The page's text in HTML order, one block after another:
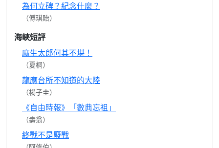
為何立碑？紀念什麼？
（傅琪貽）
海峽短評
麻生太郎何其不堪！
（夏桐）
龍應台所不知道的大陸
（楊子圭）
《自由時報》「數典忘祖」
（壽翁）
終戰不是廢戰